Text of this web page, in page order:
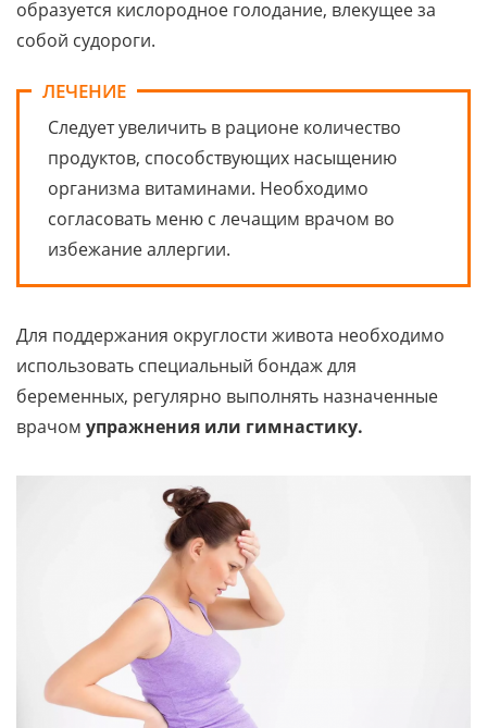
образуется кислородное голодание, влекущее за
собой судороги.
ЛЕЧЕНИЕ
Следует увеличить в рационе количество
продуктов, способствующих насыщению
организма витаминами. Необходимо
согласовать меню с лечащим врачом во
избежание аллергии.
Для поддержания округлости живота необходимо
использовать специальный бондаж для
беременных, регулярно выполнять назначенные
врачом упражнения или гимнастику.